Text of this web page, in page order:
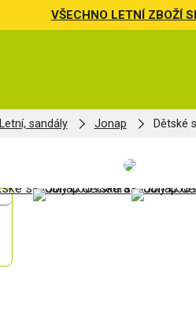
VŠECHNO LETNÍ ZBOŽÍ
Letní, sandály Jonap Dětské